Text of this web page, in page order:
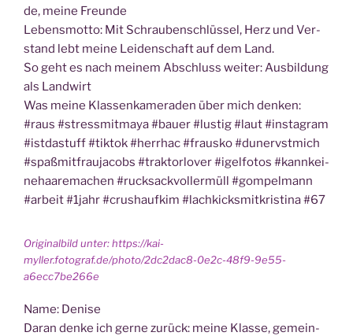
de, mei­ne Freunde
Lebens­mot­to: Mit Schrau­ben­schlüs­sel, Herz und Ver­
stand lebt mei­ne Lei­den­schaft auf dem Land.
So geht es nach mei­nem Abschluss wei­ter: Aus­bil­dung
als Landwirt
Was mei­ne Klas­sen­ka­me­ra­den über mich den­ken:
#raus #stress­mit­ma­ya #bau­er #lus­tig #laut #insta­gram
#ist­da­stuff #tik­tok #her­r­hac #frausko #dunervst­mich
#spaß­mit­frau­ja­cobs #trak­torl­over #igel­fo­tos #kannk­ei­
ne­haa­re­ma­chen #ruck­sack­vol­lermüll #gom­pel­mann
#arbeit #1jahr #crus­h­auf­kim #lach­kicks­mit­kris­ti­na #67
Ori­gi­nal­bild unter: https://kai-
myller.fotograf.de/photo/2dc2dac8-0e2c-48f9-9e55-
a6ecc7be266e
Name: Deni­se
Dar­an den­ke ich ger­ne zurück: mei­ne Klas­se, gemein­